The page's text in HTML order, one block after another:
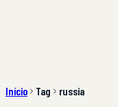
Início Tag russia